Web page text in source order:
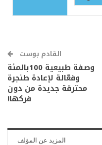
القادم بوست
وصفة طبيعية 100بالمئة
وفعّالة لإعادة طنجرة
محترقة جديدة من دون
فركها!
المزيد عن المؤلف